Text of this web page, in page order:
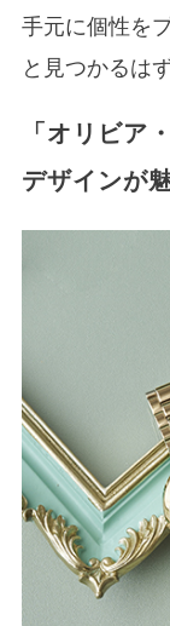
手元に個性を
と見つかるは
「オリビア
デザインが